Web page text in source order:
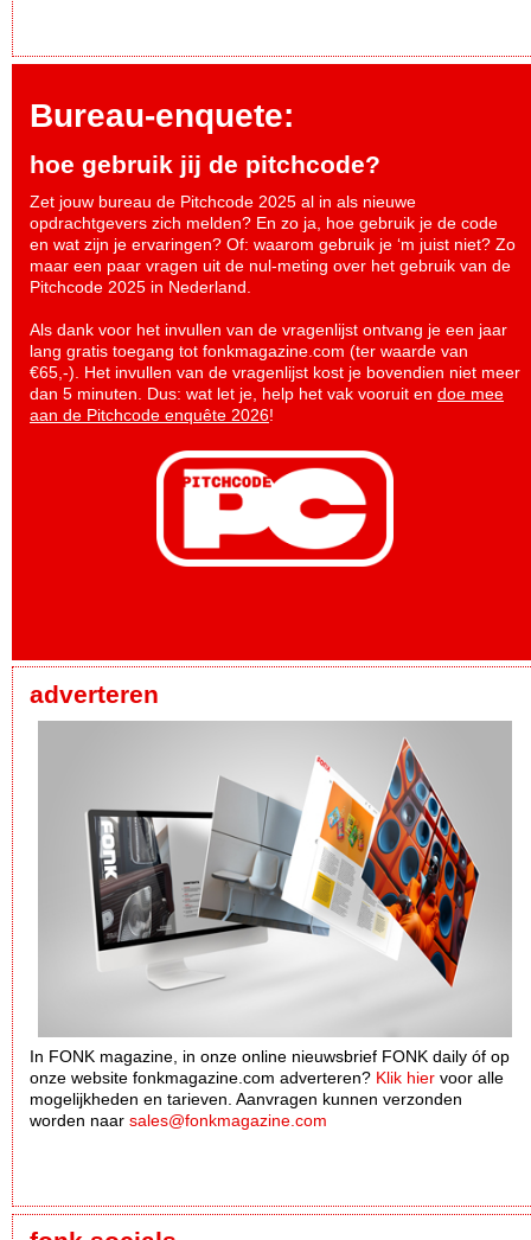
Bureau-enquete:
hoe gebruik jij de pitchcode?
Zet jouw bureau de Pitchcode 2025 al in als nieuwe
opdrachtgevers zich melden? En zo ja, hoe gebruik je de code
en wat zijn je ervaringen? Of: waarom gebruik je ‘m juist niet? Zo
maar een paar vragen uit de nul-meting over het gebruik van de
Pitchcode 2025 in Nederland.
Als dank voor het invullen van de vragenlijst ontvang je een jaar
lang gratis toegang tot fonkmagazine.com (ter waarde van
€65,-). Het invullen van de vragenlijst kost je bovendien niet meer
dan 5 minuten. Dus: wat let je, help het vak vooruit en doe mee
aan de Pitchcode enquête 2026!
adverteren
In FONK magazine, in onze online nieuwsbrief FONK daily óf op
onze website fonkmagazine.com adverteren? Klik hier voor alle
mogelijkheden en tarieven. Aanvragen kunnen verzonden
worden naar sales@fonkmagazine.com